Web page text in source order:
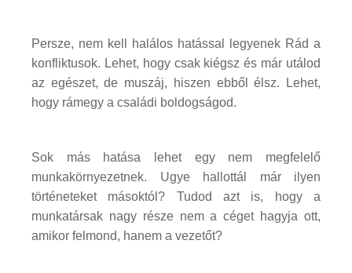
Persze, nem kell halálos hatással legyenek Rád a
konfliktusok. Lehet, hogy csak kiégsz és már utálod
az egészet, de muszáj, hiszen ebből élsz. Lehet,
hogy rámegy a családi boldogságod.
Sok más hatása lehet egy nem megfelelő
munkakörnyezetnek. Ugye hallottál már ilyen
történeteket másoktól? Tudod azt is, hogy a
munkatársak nagy része nem a céget hagyja ott,
amikor felmond, hanem a vezetőt?